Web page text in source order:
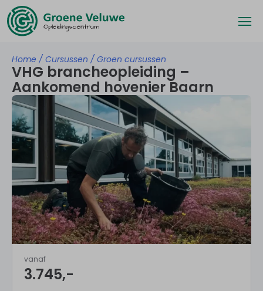
Home / Cursussen / Groen cursussen
VHG brancheopleiding –
Aankomend hovenier Baarn
vanaf
3.745,-